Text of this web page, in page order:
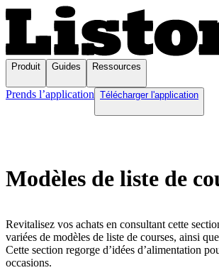
Produit Guides Ressources
Prends l’application Télécharger l'application
Modèles de liste de
Revitalisez vos achats en consultant cette
variées de modèles de liste de courses, ainsi
Cette section regorge d’idées d’alimentation
occasions.